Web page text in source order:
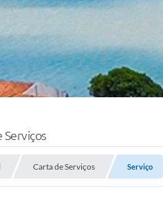
Serviços
Carta de Serviços Serviço